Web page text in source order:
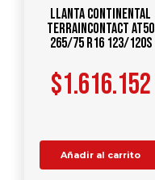
Llanta CONTINENTAL
TerrainContact AT50
265/75 R16 123/120S
$1.616.152
Añadir al carrito